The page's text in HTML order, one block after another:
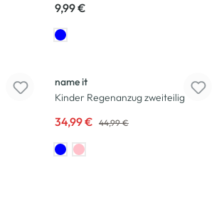
9,99 €
name it
Kinder Regenanzug zweiteilig
34,99 € 44,99 €